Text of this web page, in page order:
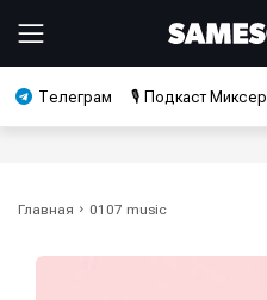
Телеграм 🎙️ Подкаст Миксер
Главная 0107 music